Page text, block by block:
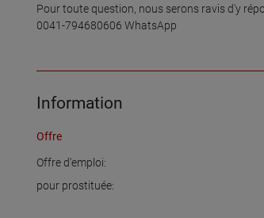
Pour toute question, nous serons ravis d'y
0041-794680606 WhatsApp
Information
Offre
Offre d'emploi:
pour prostituée: